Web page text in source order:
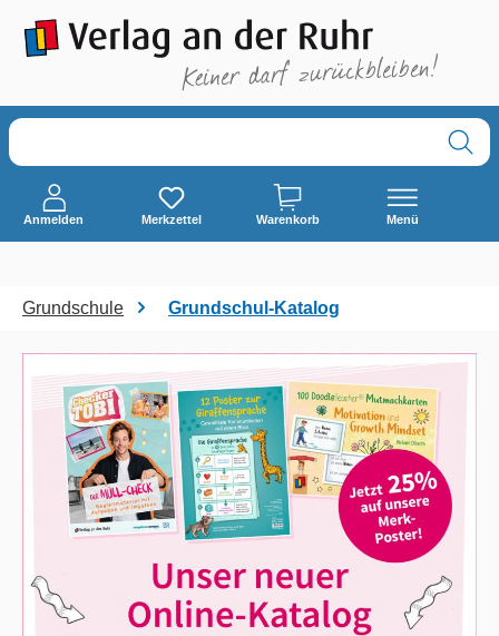
springen
Anmelden Merkzettel Warenkorb Menü
Grundschule Grundschul-Katalog